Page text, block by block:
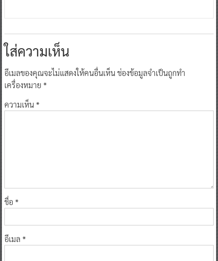
ใส่ความเห็น
อีเมลของคุณจะไม่แสดงให้คนอื่นเห็นช่องข้อมูลจำเป็นถูกทำ
เครื่องหมาย *
ความเห็น*
ชื่อ *
อีเมล *